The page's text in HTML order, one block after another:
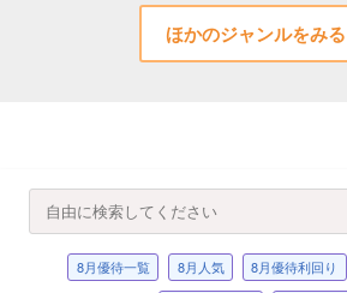
ほかのジャンルをみる
8月優待一覧 8月人気 8月優待利回り